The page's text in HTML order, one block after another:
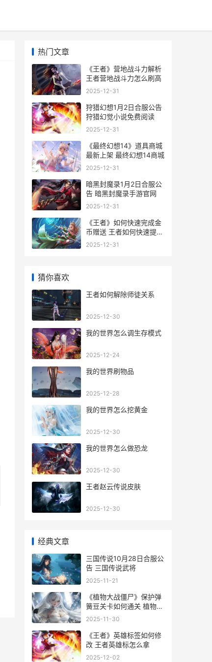
热门文章
《王者》营地战斗力解析
王者营地战斗力怎么刷高
2025-12-31
狩猎幻想1月2日合服公告
狩猎幻觉小说免费阅读
2025-12-31
《最终幻想14》道具商城
最新上架 最终幻想14商城
2025-12-31
暗黑封魔录1月2日合服公
告 暗黑封魔录手游官网
2025-12-31
《王者》如何快速完成金
币赠送 王者如何快速提升
亲密度
2025-12-31
猜你喜欢
王者如何解除师徒关系
2025-12-30
我的世界怎么调生存模式
2025-12-24
我的世界刷物品
2025-12-28
我的世界怎么挖黄金
2025-12-30
我的世界怎么做恐龙
2025-12-30
王者赵云传说皮肤
2025-12-30
经典文章
三国传说10月28日合服公
告 三国传说武将
2025-11-21
《植物大战僵尸》保护弹
簧豆关卡如何通关 植物大
战僵尸老版本
2025-11-30
《王者》英雄标签如何修
改 王者英雄标怎么拿
2025-12-02